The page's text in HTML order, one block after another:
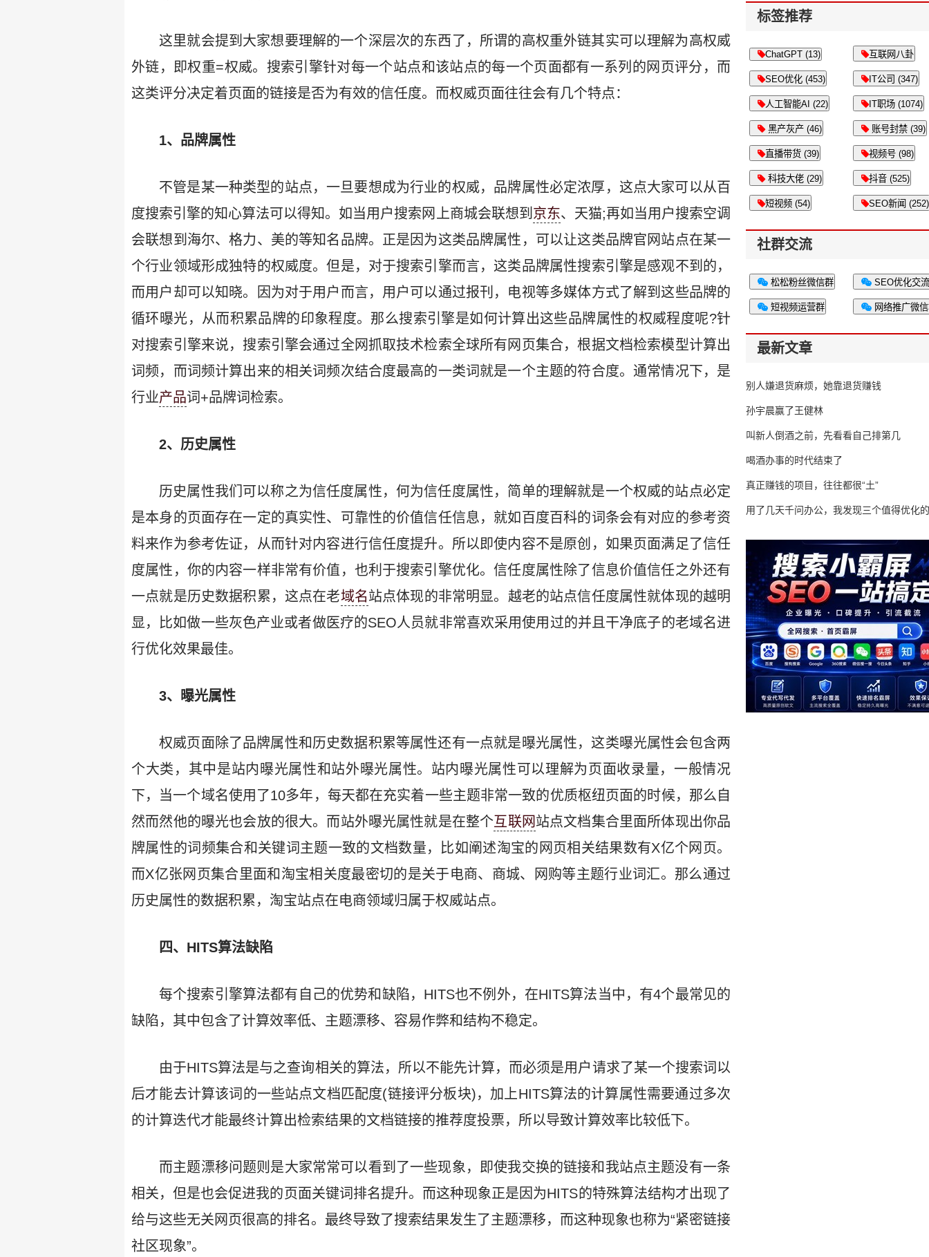
这里就会提到大家想要理解的一个深层次的东西了，所谓的高权重外链其实可以理解为高权威
外链，即权重=权威。搜索引擎针对每一个站点和该站点的每一个页面都有一系列的网页评分，而
这类评分决定着页面的链接是否为有效的信任度。而权威页面往往会有几个特点：
1、品牌属性
不管是某一种类型的站点，一旦要想成为行业的权威，品牌属性必定浓厚，这点大家可以从百
度搜索引擎的知心算法可以得知。如当用户搜索网上商城会联想到 京东、天猫;再如当用户搜索空调
会联想到海尔、格力、美的等知名品牌。正是因为这类品牌属性，可以让这类品牌官网站点在某一
个行业领域形成独特的权威度。但是，对于搜索引擎而言，这类品牌属性搜索引擎是感观不到的，
而用户却可以知晓。因为对于用户而言，用户可以通过报刊，电视等多媒体方式了解到这些品牌的
循环曝光，从而积累品牌的印象程度。那么搜索引擎是如何计算出这些品牌属性的权威程度呢?针
对搜索引擎来说，搜索引擎会通过全网抓取技术检索全球所有网页集合，根据文档检索模型计算出
词频，而词频计算出来的相关词频次结合度最高的一类词就是一个主题的符合度。通常情况下，是
行业产品词+品牌词检索。
2、历史属性
历史属性我们可以称之为信任度属性，何为信任度属性，简单的理解就是一个权威的站点必定
是本身的页面存在一定的真实性、可靠性的价值信任信息，就如百度百科的词条会有对应的参考资
料来作为参考佐证，从而针对内容进行信任度提升。所以即使内容不是原创，如果页面满足了信任
度属性，你的内容一样非常有价值，也利于搜索引擎优化。信任度属性除了信息价值信任之外还有
一点就是历史数据积累，这点在老域名站点体现的非常明显。越老的站点信任度属性就体现的越明
显，比如做一些灰色产业或者做医疗的SEO人员就非常喜欢采用使用过的并且干净底子的老域名进
行优化效果最佳。
3、曝光属性
权威页面除了品牌属性和历史数据积累等属性还有一点就是曝光属性，这类曝光属性会包含两
个大类，其中是站内曝光属性和站外曝光属性。站内曝光属性可以理解为页面收录量，一般情况
下，当一个域名使用了10多年，每天都在充实着一些主题非常一致的优质枢纽页面的时候，那么自
然而然他的曝光也会放的很大。而站外曝光属性就是在整个互联网 站点文档集合里面所体现出你品
牌属性的词频集合和关键词主题一致的文档数量，比如阐述淘宝的网页相关结果数有X亿个网页。
而X亿张网页集合里面和淘宝相关度最密切的是关于电商、商城、网购等主题行业词汇。那么通过
历史属性的数据积累，淘宝站点在电商领域归属于权威站点。
四、HITS算法缺陷
每个搜索引擎算法都有自己的优势和缺陷，HITS也不例外，在HITS算法当中，有4个最常见的
缺陷，其中包含了计算效率低、主题漂移、容易作弊和结构不稳定。
由于HITS算法是与之查询相关的算法，所以不能先计算，而必须是用户请求了某一个搜索词以
后才能去计算该词的一些站点文档匹配度(链接评分板块)，加上HITS算法的计算属性需要通过多次
的计算迭代才能最终计算出检索结果的文档链接的推荐度投票，所以导致计算效率比较低下。
而主题漂移问题则是大家常常可以看到了一些现象，即使我交换的链接和我站点主题没有一条
相关，但是也会促进我的页面关键词排名提升。而这种现象正是因为HITS的特殊算法结构才出现了
给与这些无关网页很高的排名。最终导致了搜索结果发生了主题漂移，而这种现象也称为“紧密链接
社区现象”。
标签推荐
ChatGPT (13) 互联网八卦
SEO优化 (453) IT公司 (347)
人工智能AI (22) IT职场 (1074)
黑产灰产 (46) 账号封禁 (39)
直播带货 (39) 视频号 (98)
科技大佬 (29) 抖音 (525)
短视频 (54) SEO新闻 (252)
社群交流
松松粉丝微信群 SEO优化交
短视频运营群 网络推广微
最新文章
别人嫌退货麻烦，她靠退货赚钱
孙宇晨赢了王健林
叫新人倒酒之前，先看看自己排第几
喝酒办事的时代结束了
真正赚钱的项目，往往都很“土”
用了几天千问办公，我发现三个值得优化